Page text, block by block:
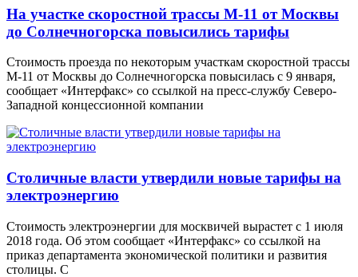
На участке скоростной трассы М-11 от Москвы
до Солнечногорска повысились тарифы
Стоимость проезда по некоторым участкам скоростной трассы
М-11 от Москвы до Солнечногорска повысилась с 9 января,
сообщает «Интерфакс» со ссылкой на пресс-службу Северо-
Западной концессионной компании
Столичные власти утвердили новые тарифы на
электроэнергию
Стоимость электроэнергии для москвичей вырастет с 1 июля
2018 года. Об этом сообщает «Интерфакс» со ссылкой на
приказ департамента экономической политики и развития
столицы. С